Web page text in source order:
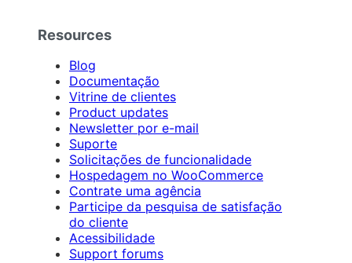
Resources
Blog
Documentação
Vitrine de clientes
Product updates
Newsletter por e-mail
Suporte
Solicitações de funcionalidade
Hospedagem no WooCommerce
Contrate uma agência
Participe da pesquisa de satisfação
do cliente
Acessibilidade
Support forums